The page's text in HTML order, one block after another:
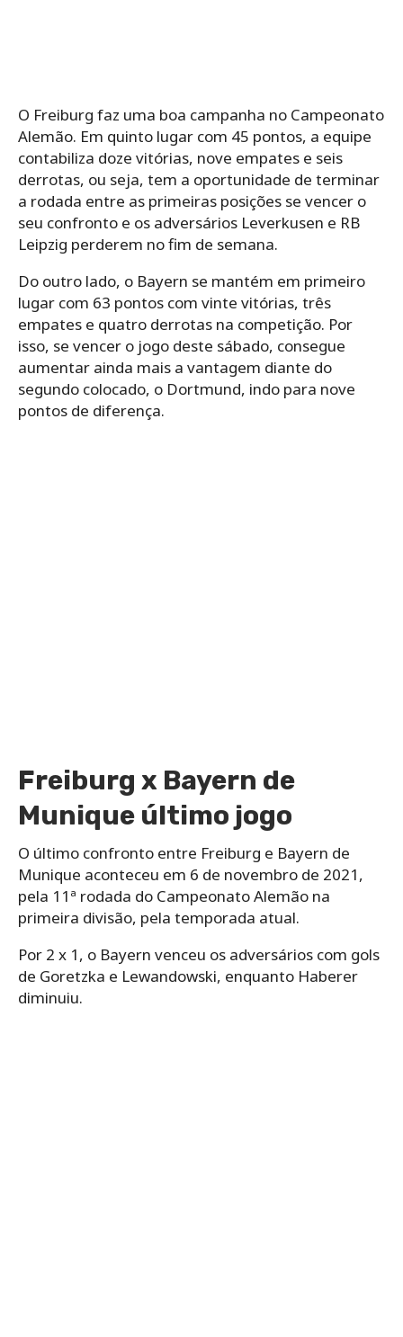
O Freiburg faz uma boa campanha no Campeonato
Alemão. Em quinto lugar com 45 pontos, a equipe
contabiliza doze vitórias, nove empates e seis
derrotas, ou seja, tem a oportunidade de terminar
a rodada entre as primeiras posições se vencer o
seu confronto e os adversários Leverkusen e RB
Leipzig perderem no fim de semana.
Do outro lado, o Bayern se mantém em primeiro
lugar com 63 pontos com vinte vitórias, três
empates e quatro derrotas na competição. Por
isso, se vencer o jogo deste sábado, consegue
aumentar ainda mais a vantagem diante do
segundo colocado, o Dortmund, indo para nove
pontos de diferença.
Freiburg x Bayern de
Munique último jogo
O último confronto entre Freiburg e Bayern de
Munique aconteceu em 6 de novembro de 2021,
pela 11ª rodada do Campeonato Alemão na
primeira divisão, pela temporada atual.
Por 2 x 1, o Bayern venceu os adversários com gols
de Goretzka e Lewandowski, enquanto Haberer
diminuiu.